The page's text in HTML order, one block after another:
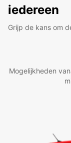
iedereen
Grijp de kans om
Mogelijkheden